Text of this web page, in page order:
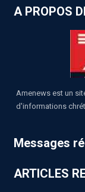
A PROPOS
Amenews est un
d'informations
Messages
ARTICLES